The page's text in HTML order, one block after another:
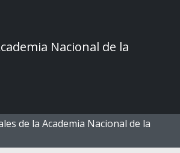
Nacional de la
de la Academia Nacional de la